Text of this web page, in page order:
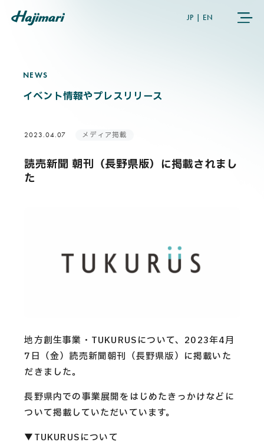
JP EN
COMPANY
NEWS
CAREERS
Privacy Policy
Security Action
NEWS
NEWS
イベント情報やプレスリリース
2023.04.07 メディア掲載
読売新聞 朝刊（長野県版）に掲載されまし
た
地方創生事業・TUKURUSについて、2023年4月
7日（金）読売新聞朝刊（長野県版）に掲載いた
だきました。
長野県内での事業展開をはじめたきっかけなどに
ついて掲載していただいています。
▼TUKURUSについて